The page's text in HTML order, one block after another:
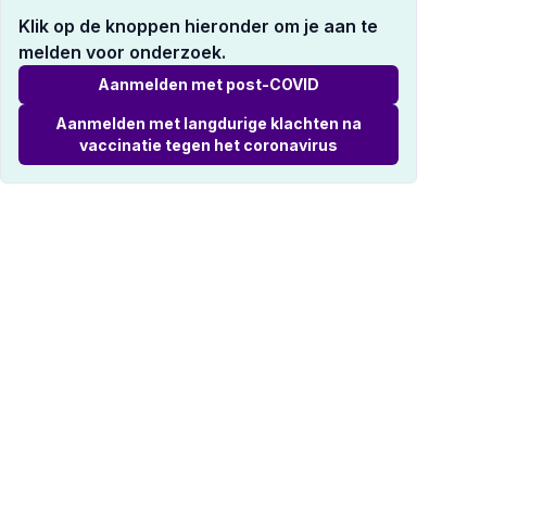
Klik op de knoppen hieronder om je aan te
melden voor onderzoek.
Aanmelden met post-COVID
Aanmelden met langdurige klachten na
vaccinatie tegen het coronavirus